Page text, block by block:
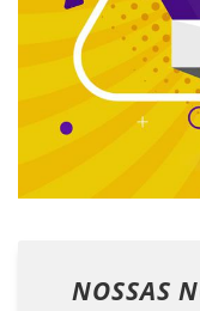
NOSSAS